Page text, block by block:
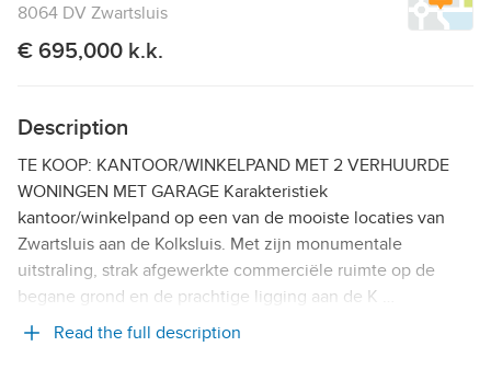
8064 DV Zwartsluis
€ 695,000 k.k.
Description
TE KOOP: KANTOOR/WINKELPAND MET 2 VERHUURDE
WONINGEN MET GARAGE Karakteristiek
kantoor/winkelpand op een van de mooiste locaties van
Zwartsluis aan de Kolksluis. Met zijn monumentale
uitstraling, strak afgewerkte commerciële ruimte op de
begane grond en de prachtige ligging aan de K …
Read the full description